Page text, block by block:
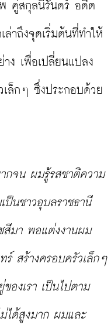
พ คู่สกุลนิรันดร์ อดีต
ล่าถึงจุดเริ่มต้นที่ทำให้
าง เพื่อเปลี่ยนแปลง
เล็กๆ ซึ่งประกอบด้วย
กจน ผมรู้รสชาติความ
ป็นชาวอุบลราชธานี
สีมา พอแต่งงานผม
ร์ สร้างครอบครัวเล็กๆ
องเรา เป็นไปตาม
ได้สูงมาก ผมและ